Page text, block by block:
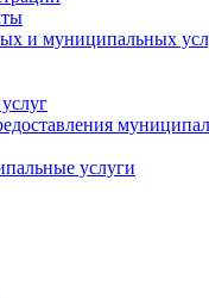
и муниципальных
услуги